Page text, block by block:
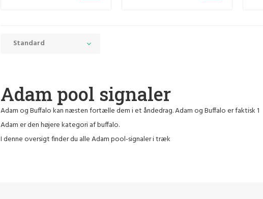
Standard
Adam pool signaler
Adam og Buffalo kan næsten fortælle dem i et åndedrag. Adam og Buffalo er faktisk 1
Adam er den højere kategori af buffalo.
I denne oversigt finder du alle Adam pool-signaler i træk